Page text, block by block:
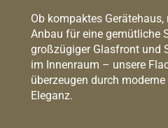
Ob kompaktes
Anbau für eine gemütliche
großzügiger Glasfront und
im Innenraum – unsere
überzeugen durch
Eleganz.